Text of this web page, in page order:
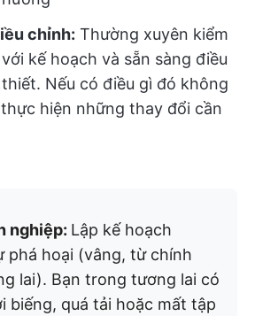
chỉnh: Thường xuyên kiểm
kế hoạch và sẵn sàng điều
Nếu có điều gì đó không
hiện những thay đổi cần
nghiệp: Lập kế hoạch
phá hoại (vâng, từ chính
lai). Bạn trong tương lai có
biếng, quá tải hoặc mất tập